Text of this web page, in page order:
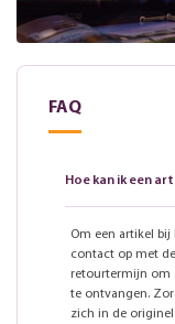
FAQ
Hoe kan ik een
Om een artikel bij
contact op met
retourtermijn om
te ontvangen.
zich in de